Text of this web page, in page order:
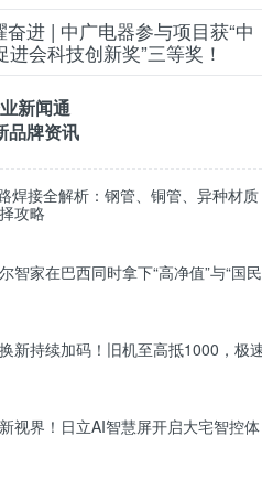
奋进 | 中广电器参与项目获“中
会科技创新奖”三等奖！
新闻通
品牌资讯
焊接全解析：钢管、铜管、异种材质
攻略
智家在巴西同时拿下“高净值”与“国民
新持续加码！旧机至高抵1000，极速
视界！日立AI智慧屏开启大宅智控体